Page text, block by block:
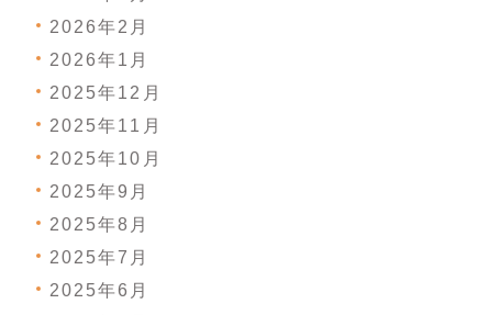
2026年2月
2026年1月
2025年12月
2025年11月
2025年10月
2025年9月
2025年8月
2025年7月
2025年6月